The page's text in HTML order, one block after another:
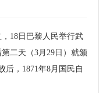
18日巴黎人民举行武
二天（3月29日）就颁
，1871年8月国民自